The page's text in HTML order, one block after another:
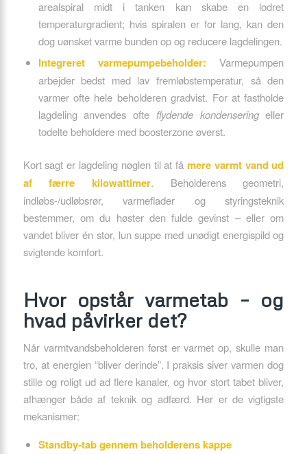
areal­spiral midt i tanken kan skabe en lodret
temperaturgradient; hvis spiralen er for lang, kan den
dog uønsket varme bunden op og reducere lagdelingen.
Integreret varmepumpebeholder: Varmepumpen
arbejder bedst med lav fremløbstemperatur, så den
varmer ofte hele beholderen gradvist. For at fastholde
lagdeling anvendes ofte flydende kondenseringeller
todelte beholdere med boosterzone øverst.
Kort sagt er lagdeling nøglen til at få mere varmt vand ud
af færre kilowattimer. Beholderens geometri,
indløbs-/udløbsrør, varmeflader og styringsteknik
bestemmer, om du høster den fulde gevinst – eller om
vandet bliver én stor, lun suppe med unødigt energispild og
svigtende komfort.
Hvor opstår varmetab – og
hvad påvirker det?
Når varmtvandsbeholderen først er varmet op, skulle man
tro, at energien “bliver derinde”. I praksis siver varmen dog
stille og roligt ud ad flere kanaler, og hvor stort tabet bliver,
afhænger både af teknik og adfærd. Her er de vigtigste
mekanismer:
Standby-tab gennem beholderens kappe